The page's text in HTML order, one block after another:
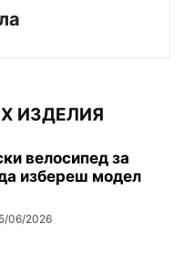
ИЗДЕЛИЯ
велосипед за
избереш модел
06/2026